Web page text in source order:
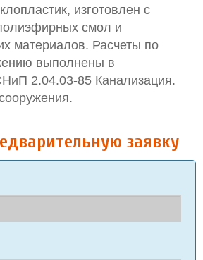
изготовлен с
смол и
материалов. Расчеты по
выполнены в
2.04.03-85 Канализация.
заявку